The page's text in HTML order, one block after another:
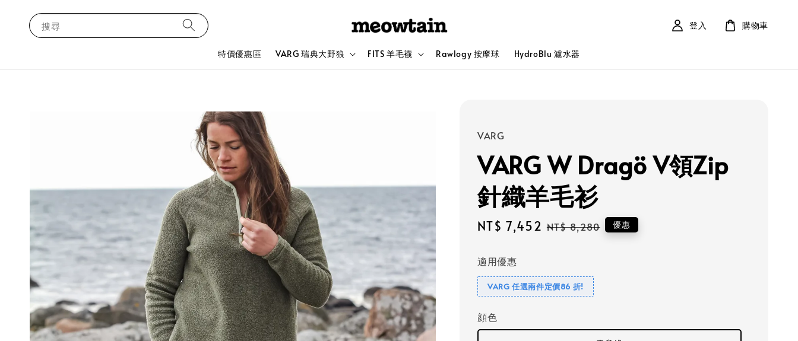
搜尋
特價優惠區 VARG 瑞典大野狼 FITS 羊毛襪 Rawlogy 按摩球 HydroBlu 濾水器
登入 購物車
VARG
VARG W Dragö V領Zip
針織羊毛衫
Sale
NT$ 7,452 Regular
NT$ 8,280 優惠
適用優惠
VARG 任選兩件定價86 折!
顔色